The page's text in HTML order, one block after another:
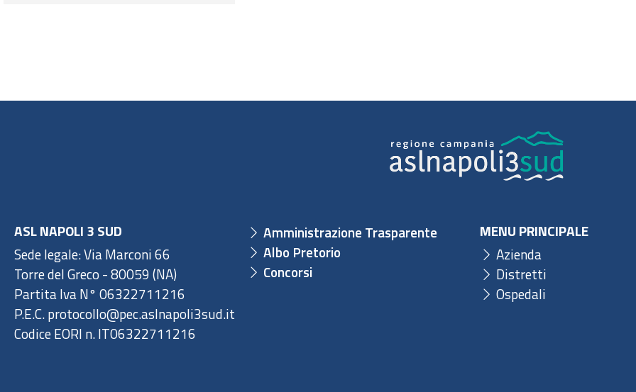
ASL NAPOLI 3 SUD
Sede legale: Via Marconi 66
Torre del Greco - 80059 (NA)
Partita Iva N° 06322711216
P.E.C. protocollo@pec.aslnapoli3sud.it
Codice EORI n. IT06322711216
Amministrazione Trasparente
Albo Pretorio
Concorsi
MENU PRINCIPALE
Azienda
Distretti
Ospedali